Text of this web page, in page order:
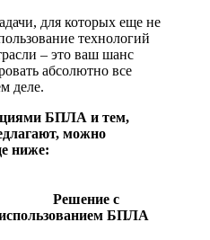
для которых еще не
технологий
– это ваш шанс
абсолютно все
деле.
БПЛА и тем,
можно
ниже:
Решение с
БПЛА